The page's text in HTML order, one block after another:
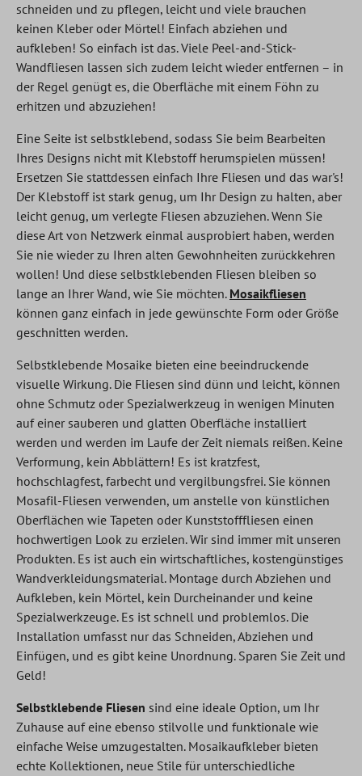
schneiden und zu pflegen, leicht und viele brauchen
keinen Kleber oder Mörtel! Einfach abziehen und
aufkleben! So einfach ist das. Viele Peel-and-Stick-
Wandfliesen lassen sich zudem leicht wieder entfernen – in
der Regel genügt es, die Oberfläche mit einem Föhn zu
erhitzen und abzuziehen!
Eine Seite ist selbstklebend, sodass Sie beim Bearbeiten
Ihres Designs nicht mit Klebstoff herumspielen müssen!
Ersetzen Sie stattdessen einfach Ihre Fliesen und das war's!
Der Klebstoff ist stark genug, um Ihr Design zu halten, aber
leicht genug, um verlegte Fliesen abzuziehen. Wenn Sie
diese Art von Netzwerk einmal ausprobiert haben, werden
Sie nie wieder zu Ihren alten Gewohnheiten zurückkehren
wollen! Und diese selbstklebenden Fliesen bleiben so
lange an Ihrer Wand, wie Sie möchten. Mosaikfliesen
können ganz einfach in jede gewünschte Form oder Größe
geschnitten werden.
Selbstklebende Mosaike bieten eine beeindruckende
visuelle Wirkung. Die Fliesen sind dünn und leicht, können
ohne Schmutz oder Spezialwerkzeug in wenigen Minuten
auf einer sauberen und glatten Oberfläche installiert
werden und werden im Laufe der Zeit niemals reißen. Keine
Verformung, kein Abblättern! Es ist kratzfest,
hochschlagfest, farbecht und vergilbungsfrei. Sie können
Mosafil-Fliesen verwenden, um anstelle von künstlichen
Oberflächen wie Tapeten oder Kunststofffliesen einen
hochwertigen Look zu erzielen. Wir sind immer mit unseren
Produkten. Es ist auch ein wirtschaftliches, kostengünstiges
Wandverkleidungsmaterial. Montage durch Abziehen und
Aufkleben, kein Mörtel, kein Durcheinander und keine
Spezialwerkzeuge. Es ist schnell und problemlos. Die
Installation umfasst nur das Schneiden, Abziehen und
Einfügen, und es gibt keine Unordnung. Sparen Sie Zeit und
Geld!
Selbstklebende Fliesen sind eine ideale Option, um Ihr
Zuhause auf eine ebenso stilvolle und funktionale wie
einfache Weise umzugestalten. Mosaikaufkleber bieten
echte Kollektionen, neue Stile für unterschiedliche